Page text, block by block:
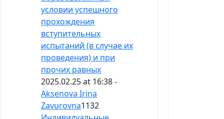
условии успешного
прохождения
вступительных
испытаний (в случае их
проведения) и при
прочих равных
2025.02.25 at 16:38 -
Aksenova Irina
Zavurovna1132